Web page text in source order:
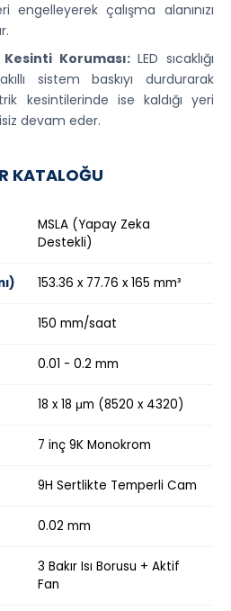
engelleyerek çalışma alanınızı
Koruması:LED sıcaklığı
sistem baskıyı durdurarak
kesintilerinde ise kaldığı yeri
devam eder.
KATALOĞU
MSLA (Yapay Zeka
Destekli)
153.36 x 77.76 x 165 mm³
150 mm/saat
0.01 - 0.2 mm
18 x 18 μm (8520 x 4320)
7 inç 9K Monokrom
9H Sertlikte Temperli Cam
0.02 mm
3 Bakır Isı Borusu + Aktif
Fan